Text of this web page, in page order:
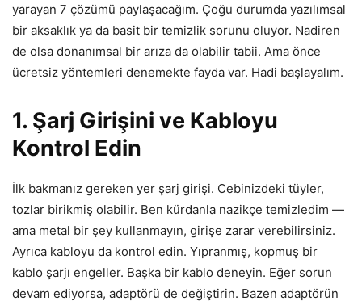
yarayan 7 çözümü paylaşacağım. Çoğu durumda yazılımsal
bir aksaklık ya da basit bir temizlik sorunu oluyor. Nadiren
de olsa donanımsal bir arıza da olabilir tabii. Ama önce
ücretsiz yöntemleri denemekte fayda var. Hadi başlayalım.
1. Şarj Girişini ve Kabloyu
Kontrol Edin
İlk bakmanız gereken yer şarj girişi. Cebinizdeki tüyler,
tozlar birikmiş olabilir. Ben kürdanla nazikçe temizledim —
ama metal bir şey kullanmayın, girişe zarar verebilirsiniz.
Ayrıca kabloyu da kontrol edin. Yıpranmış, kopmuş bir
kablo şarjı engeller. Başka bir kablo deneyin. Eğer sorun
devam ediyorsa, adaptörü de değiştirin. Bazen adaptörün